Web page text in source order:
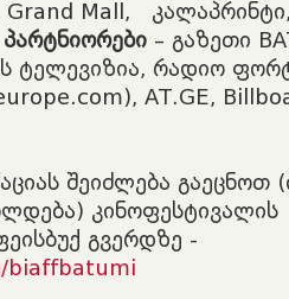
Mall, კალაპრინტი,
– გაზეთი
ტელევიზია, რადიო
AT.GE,
შეიძლება გაეცნოთ
გვერდზე -
biaffbatumi